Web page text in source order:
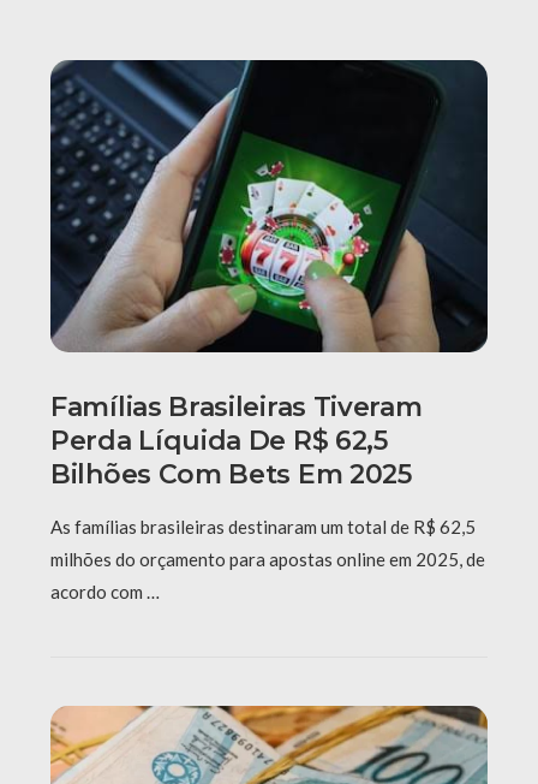
Famílias Brasileiras Tiveram
Perda Líquida De R$ 62,5
Bilhões Com Bets Em 2025
As famílias brasileiras destinaram um total de R$ 62,5
milhões do orçamento para apostas online em 2025, de
acordo com …